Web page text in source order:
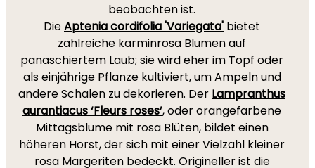
beobachten ist.
DieAptenia cordifolia 'Variegata' bietet
zahlreiche karminrosa Blumen auf
panaschiertem Laub; sie wird eher im Topf oder
als einjährige Pflanze kultiviert, um Ampeln und
andere Schalen zu dekorieren. Der Lampranthus
aurantiacus ‘Fleurs roses’, oder orangefarbene
Mittagsblume mit rosa Blüten, bildet einen
höheren Horst, der sich mit einer Vielzahl kleiner
rosa Margeriten bedeckt. Origineller ist die